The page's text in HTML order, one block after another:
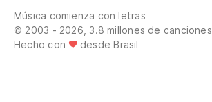
Música comienza con letras
© 2003 - 2026, 3.8 millones de canciones
Hecho con
desde Brasil